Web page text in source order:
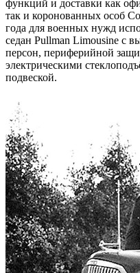
функций и доставки как
так и коронованных особ
года для военных нужд
седан Pullman Limousine с
персон, периферийной
электрическими
подвеской.